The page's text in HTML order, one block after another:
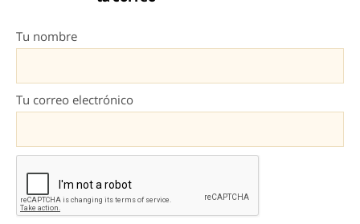
Tu nombre
Tu correo electrónico